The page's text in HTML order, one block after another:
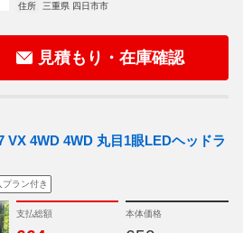
住所
三重県 四日市市
見積もり・在庫確認
VX 4WD 4WD 丸目1眼LEDヘッドラ
プラン付き
支払総額 本体価格